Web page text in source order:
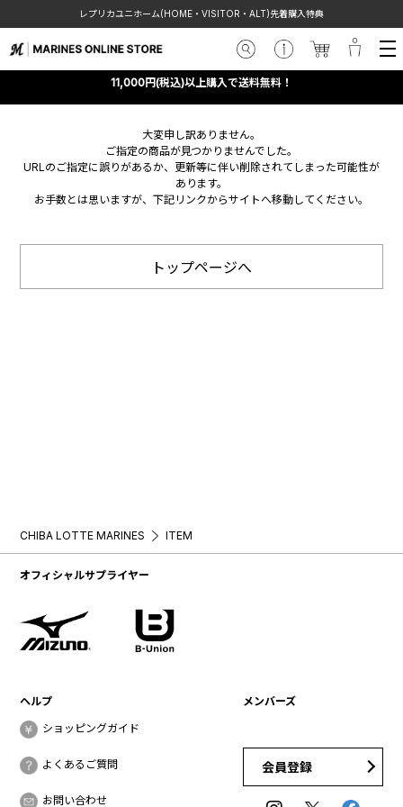
レプリカユニホーム(HOME・VISITOR・ALT)先着購入特典
11,000円(税込)以上購入で送料無料！
大変申し訳ありません。
ご指定の商品が見つかりませんでした。
URLのご指定に誤りがあるか、更新等に伴い削除されてしまった可能性が
あります。
お手数とは思いますが、下記リンクからサイトへ移動してください。
トップページへ
CHIBA LOTTE MARINES ITEM
オフィシャルサプライヤー
ヘルプ
ショッピングガイド
よくあるご質問
お問い合わせ
メンバーズ
会員登録